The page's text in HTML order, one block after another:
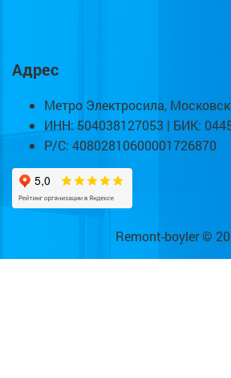
Адрес
Метро Электросила,
ИНН: 504038127053 | БИК:
Р/С: 40802810600001726870
Remont-boyler ©